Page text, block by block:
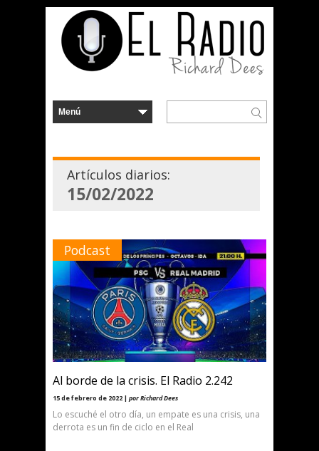
Artículos diarios:
15/02/2022
Podcast
Al borde de la crisis. El Radio 2.242
15 de febrero de 2022 | por Richard Dees
Lo escuché el otro día, un empate es una crisis, una
derrota es un fin de ciclo en el Real